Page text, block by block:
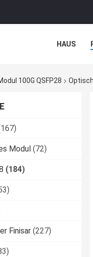
HAUS
100G QSFP28
Modul (72)
(184)
Finisar (227)